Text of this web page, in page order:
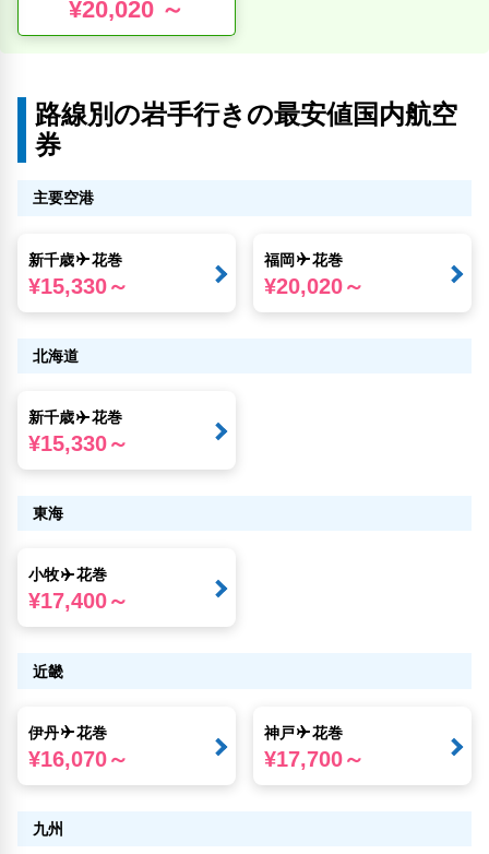
¥20,020 ～
路線別の岩手行きの最安値国内航空
券
主要空港
新千歳 花巻
¥15,330～
福岡 花巻
¥20,020～
北海道
新千歳 花巻
¥15,330～
東海
小牧 花巻
¥17,400～
近畿
伊丹 花巻
¥16,070～
神戸 花巻
¥17,700～
九州